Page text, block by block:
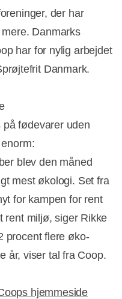
der har
Danmarks
har for nylig arbejdet
Danmark.
fødevarer uden
blev den måned
mest økologi. Set fra
for kampen for rent
rent miljø, siger Rikke
procent flere øko-
år, viser tal fra Coop.
hjemmeside